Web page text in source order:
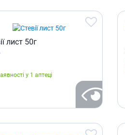
лист 50г
у 1 аптеці